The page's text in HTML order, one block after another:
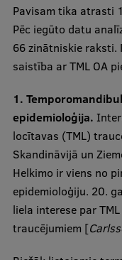
Pavisam tika atrasti
Pēc iegūto datu
66 zinātniskie raksti.
saistība ar TML OA
1.
epidemioloģija.
locītavas (TML)
Skandināvijā un
Helkimo ir viens no
epidemioloģiju. 20.
liela interese par
traucējumiem [